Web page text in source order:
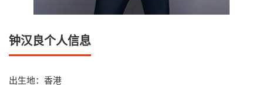
钟汉良个人信息
出生地：香港